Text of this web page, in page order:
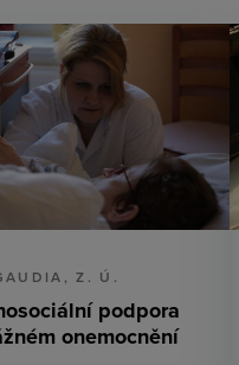
Z. Ú.
podpora
onemocnění